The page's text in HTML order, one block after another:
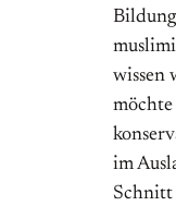
wissen
möchte
im
Schnitt